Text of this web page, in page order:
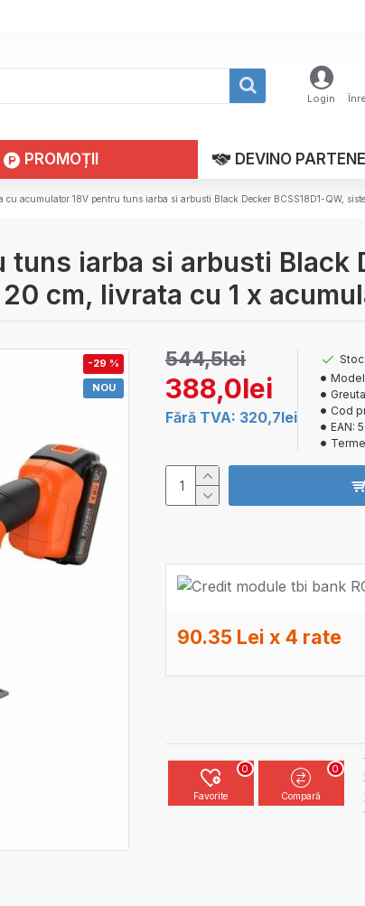
Login
PROMOȚII DEVINO
cu acumulator 18V pentru tuns iarba si arbusti Black Decker BCSS18D1-QW,
iarba si arbusti Black
cm, livrata cu 1 x
NOU
-29 %
388,0lei
544,5lei
Fără TVA: 320,7lei
Stoc:
Cod
EAN:
90.35 Lei x 4 rate
Favorite
0
Compară
0